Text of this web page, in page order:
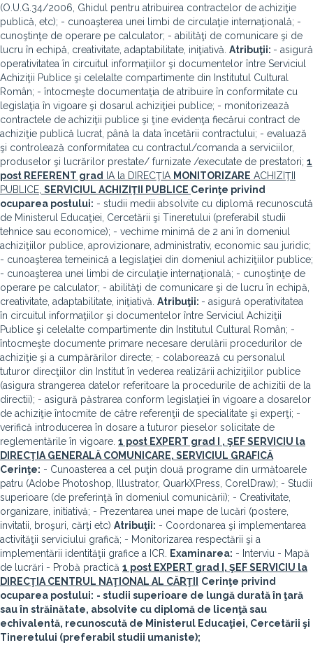
(O.U.G.34/2006, Ghidul pentru atribuirea contractelor de achiziţie
publică, etc); - cunoaşterea unei limbi de circulaţie internaţională; -
cunoştinţe de operare pe calculator; - abilităţi de comunicare şi de
lucru în echipă, creativitate, adaptabilitate, iniţiativă. Atribuţii: - asigură
operativitatea în circuitul informaţiilor şi documentelor între Serviciul
Achiziţii Publice şi celelalte compartimente din Institutul Cultural
Român; - întocmeşte documentaţia de atribuire în conformitate cu
legislaţia în vigoare şi dosarul achiziţiei publice; - monitorizează
contractele de achiziţii publice şi ţine evidenţa fiecărui contract de
achiziţie publică lucrat, până la data încetării contractului; - evaluază
şi controlează conformitatea cu contractul/comanda a serviciilor,
produselor şi lucrărilor prestate/ furnizate /executate de prestatori; 1
post REFERENT grad IA la DIRECŢIA MONITORIZARE ACHIZIŢII
PUBLICE, SERVICIUL ACHIZIŢII PUBLICE Cerinţe privind
ocuparea postului: - studii medii absolvite cu diplomă recunoscută
de Ministerul Educaţiei, Cercetării şi Tineretului (preferabil studii
tehnice sau economice); - vechime minimă de 2 ani în domeniul
achiziţiilor publice, aprovizionare, administrativ, economic sau juridic;
- cunoaşterea temeinică a legislaţiei din domeniul achiziţiilor publice;
- cunoaşterea unei limbi de circulaţie internaţională; - cunoştinţe de
operare pe calculator; - abilităţi de comunicare şi de lucru în echipă,
creativitate, adaptabilitate, iniţiativă. Atribuţii: - asigură operativitatea
în circuitul informaţiilor şi documentelor între Serviciul Achiziţii
Publice şi celelalte compartimente din Institutul Cultural Român; -
întocmeşte documente primare necesare derulării procedurilor de
achiziţie şi a cumpărărilor directe; - colaborează cu personalul
tuturor direcţiilor din Institut în vederea realizării achiziţiilor publice
(asigura strangerea datelor referitoare la procedurile de achizitii de la
directii); - asigură păstrarea conform legislaţiei în vigoare a dosarelor
de achiziţie întocmite de către referenţii de specialitate şi experţi; -
verifică introducerea în dosare a tuturor pieselor solicitate de
reglementările în vigoare. 1 post EXPERT grad I , ŞEF SERVICIU la
DIRECŢIA GENERALĂ COMUNICARE, SERVICIUL GRAFICĂ
Cerinţe: - Cunoasterea a cel puţin două programe din următoarele
patru (Adobe Photoshop, Illustrator, QuarkXPress, CorelDraw); - Studii
superioare (de preferinţă în domeniul comunicării); - Creativitate,
organizare, initiativă; - Prezentarea unei mape de lucări (postere,
invitatii, broşuri, cărţi etc) Atribuţii: - Coordonarea şi implementarea
activităţii serviciului grafică; - Monitorizarea respectării şi a
implementării identităţii grafice a ICR.
Examinarea: - Interviu - Mapă
de lucrări - Probă practică 1 post EXPERT grad I, ŞEF SERVICIU la
DIRECŢIA CENTRUL NAŢIONAL AL CĂRŢII
Cerinţe privind
ocuparea postului: - studii superioare de lungă durată în ţară
sau în străinătate, absolvite cu diplomă de licenţă sau
echivalentă, recunoscută de Ministerul Educaţiei, Cercetării şi
Tineretului (preferabil studii umaniste);